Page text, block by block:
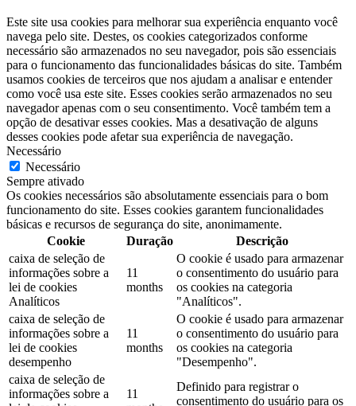
Este site usa cookies para melhorar sua experiência enquanto você
navega pelo site. Destes, os cookies categorizados conforme
necessário são armazenados no seu navegador, pois são essenciais
para o funcionamento das funcionalidades básicas do site. Também
usamos cookies de terceiros que nos ajudam a analisar e entender
como você usa este site. Esses cookies serão armazenados no seu
navegador apenas com o seu consentimento. Você também tem a
opção de desativar esses cookies. Mas a desativação de alguns
desses cookies pode afetar sua experiência de navegação.
Necessário
Necessário
Sempre ativado
Os cookies necessários são absolutamente essenciais para o bom
funcionamento do site. Esses cookies garantem funcionalidades
básicas e recursos de segurança do site, anonimamente.
Cookie
Duração
Descrição
caixa de seleção de
informações sobre a
lei de cookies
Analíticos
11
months
O cookie é usado para armazenar
o consentimento do usuário para
os cookies na categoria
"Analíticos".
caixa de seleção de
informações sobre a
lei de cookies
desempenho
11
months
O cookie é usado para armazenar
o consentimento do usuário para
os cookies na categoria
"Desempenho".
caixa de seleção de
informações sobre a
11
Definido para registrar o
consentimento do usuário para os